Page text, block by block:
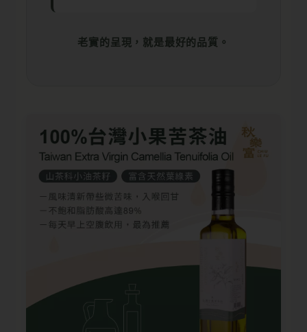
老實的呈現，就是最好的品質。